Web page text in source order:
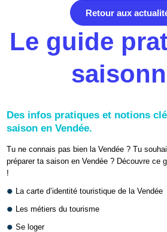
Le guide
Retour aux
Des infos pratiques et notions
saison en Vendée.
Tu ne connais pas bien la Vendée ? Tu
préparer ta saison en Vendée ? Découvre ce
!
La carte d’identité touristique de la Vendée
Les métiers du tourisme
Se loger